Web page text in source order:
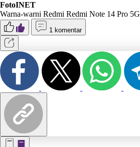
FotoINET
Warna-warni Redmi Redmi Note 14 Pro 5G
1 komentar